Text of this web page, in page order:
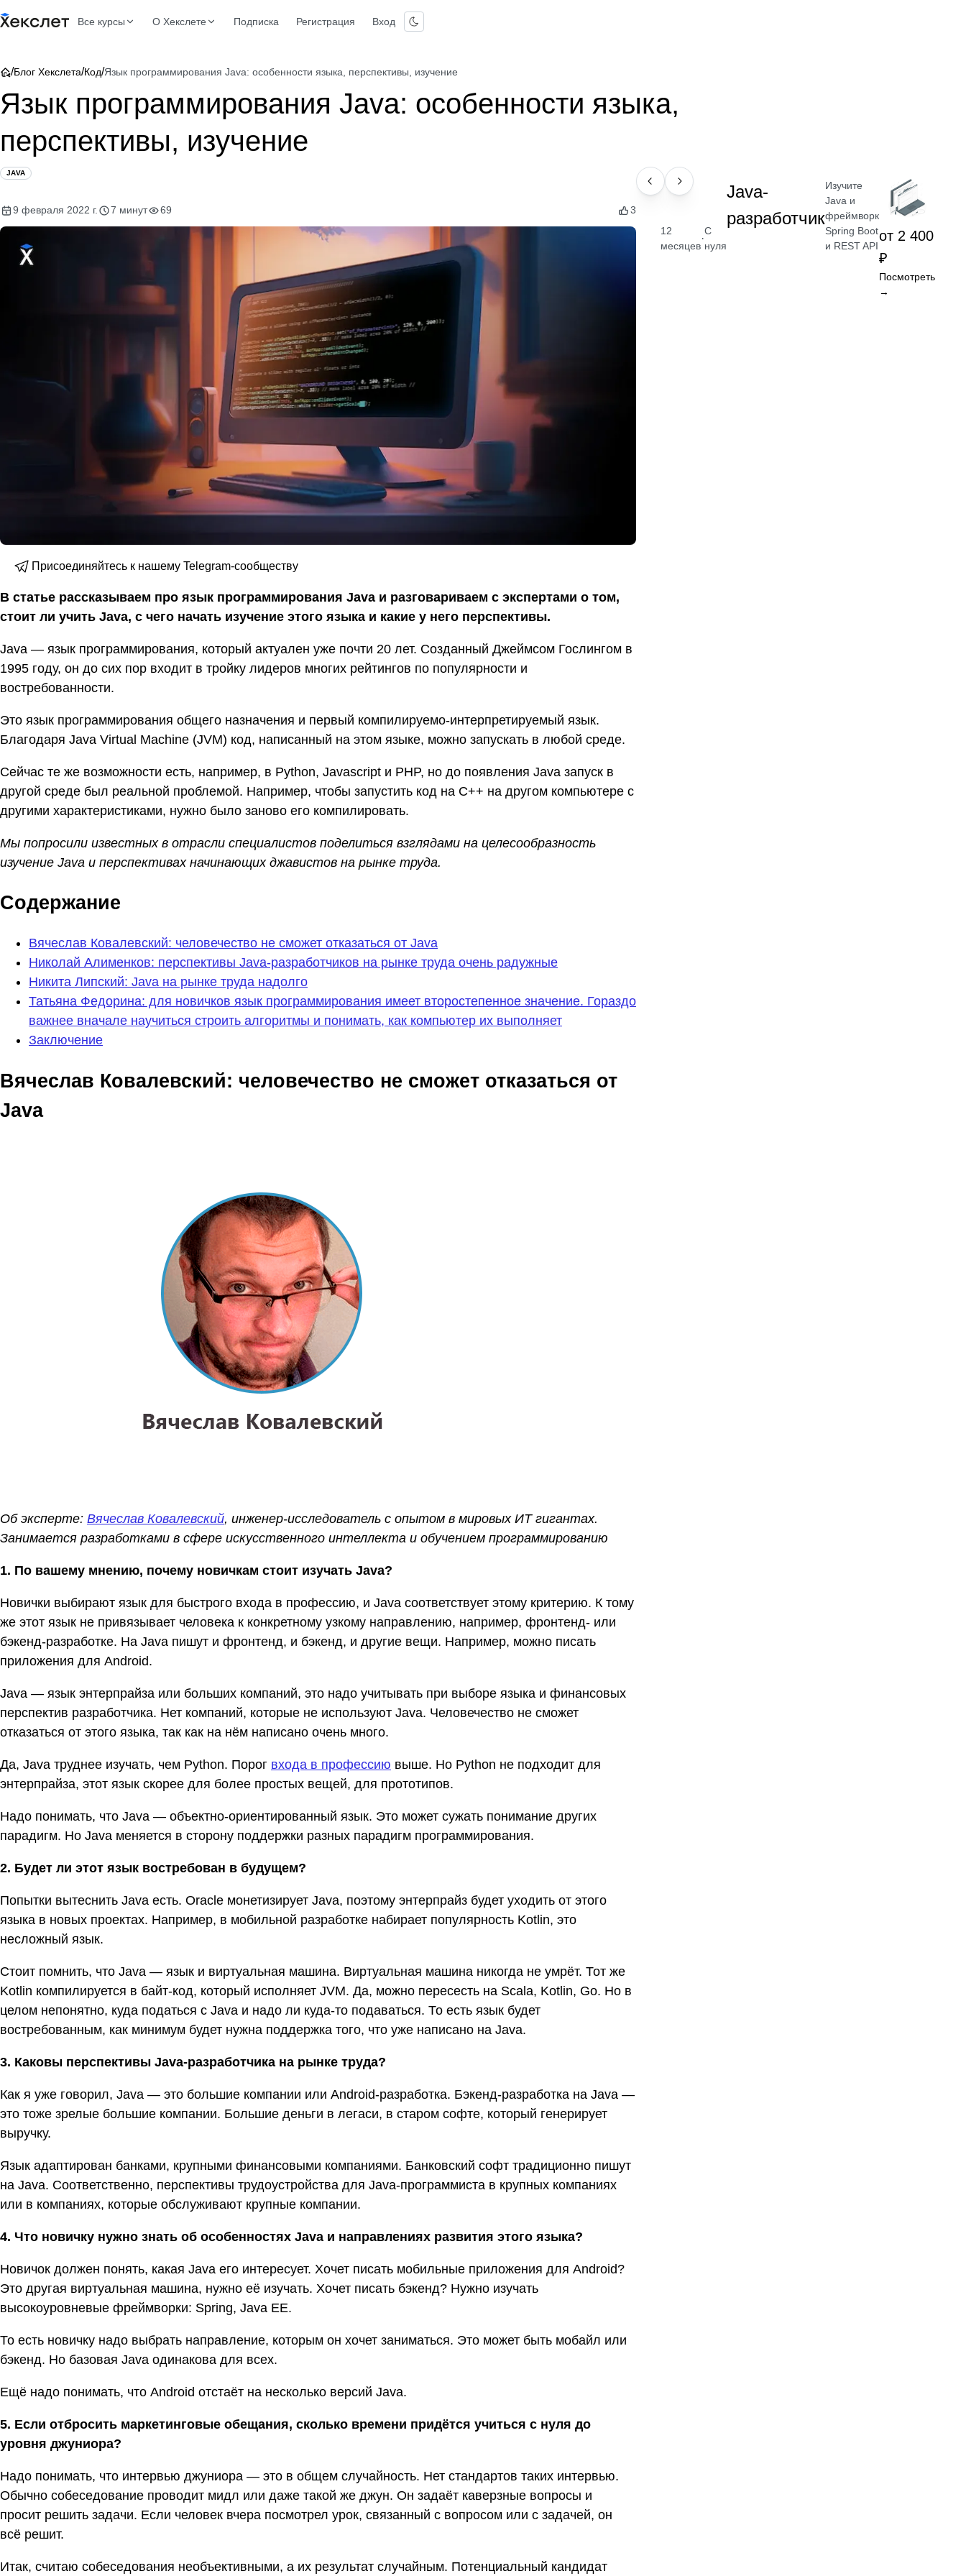
Все курсы О Хекслете Подписка Регистрация Вход
/Блог Хекслета/Код/Язык программирования Java: особенности языка, перспективы, изучение
Язык программирования Java: особенности языка,
перспективы, изучение
JAVA
9 февраля 2022 г. 7 минут 69 3
Присоединяйтесь к нашему Telegram-сообществу
В статье рассказываем про язык программирования Java и разговариваем с экспертами о том,
стоит ли учить Java, с чего начать изучение этого языка и какие у него перспективы.
Java — язык программирования, который актуален уже почти 20 лет. Созданный Джеймсом Гослингом в
1995 году, он до сих пор входит в тройку лидеров многих рейтингов по популярности и
востребованности.
Это язык программирования общего назначения и первый компилируемо-интерпретируемый язык.
Благодаря Java Virtual Machine (JVM) код, написанный на этом языке, можно запускать в любой среде.
Сейчас те же возможности есть, например, в Python, Javascript и PHP, но до появления Java запуск в
другой среде был реальной проблемой. Например, чтобы запустить код на C++ на другом компьютере с
другими характеристиками, нужно было заново его компилировать.
Мы попросили известных в отрасли специалистов поделиться взглядами на целесообразность
изучение Java и перспективах начинающих джавистов на рынке труда.
Содержание
Вячеслав Ковалевский: человечество не сможет отказаться от Java
Николай Алименков: перспективы Java-разработчиков на рынке труда очень радужные
Никита Липский: Java на рынке труда надолго
Татьяна Федорина: для новичков язык программирования имеет второстепенное значение. Гораздо
важнее вначале научиться строить алгоритмы и понимать, как компьютер их выполняет
Заключение
Вячеслав Ковалевский: человечество не сможет отказаться от
Java
Об эксперте: Вячеслав Ковалевский, инженер-исследователь c опытом в мировых ИТ гигантах.
Занимается разработками в сфере искусственного интеллекта и обучением программированию
1. По вашему мнению, почему новичкам стоит изучать Java?
Новички выбирают язык для быстрого входа в профессию, и Java соответствует этому критерию. К тому
же этот язык не привязывает человека к конкретному узкому направлению, например, фронтенд- или
бэкенд-разработке. На Java пишут и фронтенд, и бэкенд, и другие вещи. Например, можно писать
приложения для Android.
Java — язык энтерпрайза или больших компаний, это надо учитывать при выборе языка и финансовых
перспектив разработчика. Нет компаний, которые не используют Java. Человечество не сможет
отказаться от этого языка, так как на нём написано очень много.
Да, Java труднее изучать, чем Python. Порог входа в профессию выше. Но Python не подходит для
энтерпрайза, этот язык скорее для более простых вещей, для прототипов.
Надо понимать, что Java — объектно-ориентированный язык. Это может сужать понимание других
парадигм. Но Java меняется в сторону поддержки разных парадигм программирования.
2. Будет ли этот язык востребован в будущем?
Попытки вытеснить Java есть. Oracle монетизирует Java, поэтому энтерпрайз будет уходить от этого
языка в новых проектах. Например, в мобильной разработке набирает популярность Kotlin, это
несложный язык.
Стоит помнить, что Java — язык и виртуальная машина. Виртуальная машина никогда не умрёт. Тот же
Kotlin компилируется в байт-код, который исполняет JVM. Да, можно пересесть на Scala, Kotlin, Go. Но в
целом непонятно, куда податься с Java и надо ли куда-то подаваться. То есть язык будет
востребованным, как минимум будет нужна поддержка того, что уже написано на Java.
3. Каковы перспективы Java-разработчика на рынке труда?
Как я уже говорил, Java — это большие компании или Android-разработка. Бэкенд-разработка на Java —
это тоже зрелые большие компании. Большие деньги в легаси, в старом софте, который генерирует
выручку.
Язык адаптирован банками, крупными финансовыми компаниями. Банковский софт традиционно пишут
на Java. Соответственно, перспективы трудоустройства для Java-программиста в крупных компаниях
или в компаниях, которые обслуживают крупные компании.
4. Что новичку нужно знать об особенностях Java и направлениях развития этого языка?
Новичок должен понять, какая Java его интересует. Хочет писать мобильные приложения для Android?
Это другая виртуальная машина, нужно её изучать. Хочет писать бэкенд? Нужно изучать
высокоуровневые фреймворки: Spring, Java EE.
То есть новичку надо выбрать направление, которым он хочет заниматься. Это может быть мобайл или
бэкенд. Но базовая Java одинакова для всех.
Ещё надо понимать, что Android отстаёт на несколько версий Java.
5. Если отбросить маркетинговые обещания, сколько времени придётся учиться с нуля до
уровня джуниора?
Надо понимать, что интервью джуниора — это в общем случайность. Нет стандартов таких интервью.
Обычно собеседование проводит мидл или даже такой же джун. Он задаёт каверзные вопросы и
просит решить задачи. Если человек вчера посмотрел урок, связанный с вопросом или с задачей, он
всё решит.
Итак, считаю собеседования необъективными, а их результат случайным. Потенциальный кандидат
ПРОФЕССИЯ
12
месяцев
·
С
нуля
Java-
разработчик
Изучите
Java и
фреймворк
Spring Boot
и REST API
от 2 400
₽
Посмотреть
→